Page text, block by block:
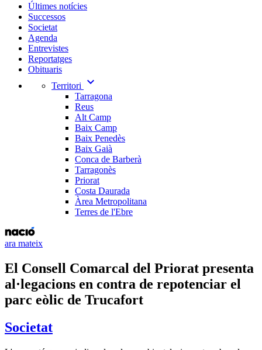
Últimes notícies
Successos
Societat
Agenda
Entrevistes
Reportatges
Obituaris
Territori
expand_more
Tarragona
Reus
Alt Camp
Baix Camp
Baix Penedès
Baix Gaià
Conca de Barberà
Tarragonès
Priorat
Costa Daurada
Àrea Metropolitana
Terres de l'Ebre
ara mateix
El Consell Comarcal del Priorat presenta
al·legacions en contra de repotenciar el
parc eòlic de Trucafort
Societat